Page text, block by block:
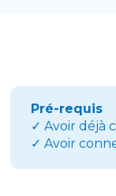
Pré-requis
✓ Avoir déjà
✓ Avoir